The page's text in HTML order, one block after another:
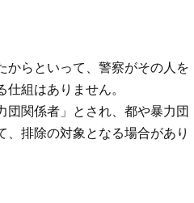
からといって、警察がその人を
組はありません。
団関係者」とされ、都や暴力団
排除の対象となる場合があり